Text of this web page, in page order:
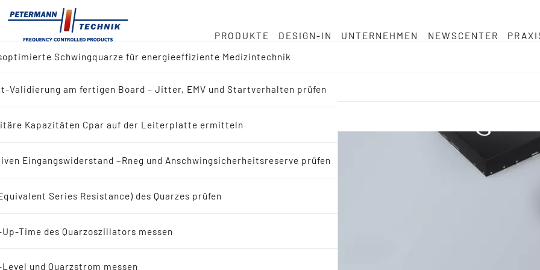
PRODUKTE DESIGN-IN UNTERNEHMEN NEWSCENTER
Schwingquarze für energieeffiziente Medizintechnik
Validierung am fertigen Board – Jitter, EMV und Startverhalten prüfen
Kapazitäten Cpar auf der Leiterplatte ermitteln
Eingangswiderstand −Rneg und Anschwingsicherheitsreserve prüfen
Series Resistance) des Quarzes prüfen
Time des Quarzoszillators messen
und Quarzstrom messen